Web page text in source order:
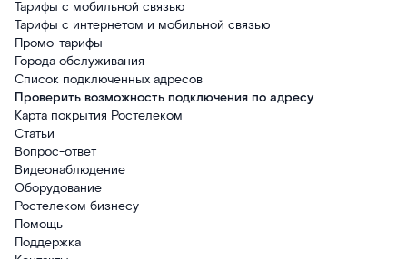
Тарифы с мобильной связью
Тарифы с интернетом и мобильной связью
Промо-тарифы
Города обслуживания
Список подключенных адресов
Проверить возможность подключения по адресу
Карта покрытия Ростелеком
Статьи
Вопрос-ответ
Видеонаблюдение
Оборудование
Ростелеком бизнесу
Помощь
Поддержка